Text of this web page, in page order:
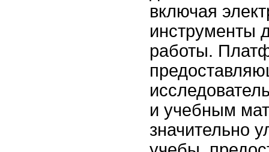
включая
инструменты
работы.
и учебным
значительно